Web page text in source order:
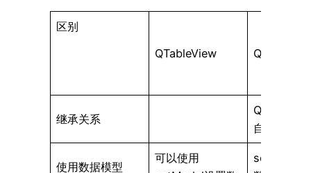
区别
QTableView
继承关系
自
使用数据模型
可以使用
setModel